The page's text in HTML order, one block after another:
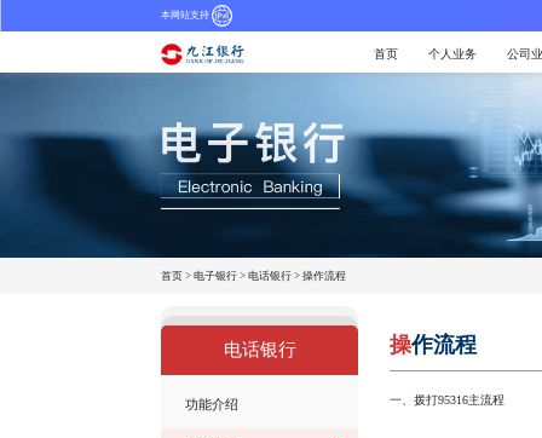
本网站支持
首页 个人业务 公司
首页 > 电子银行 > 电话银行 > 操作流程
电话银行
功能介绍
操作流程
一、拨打95316主流程